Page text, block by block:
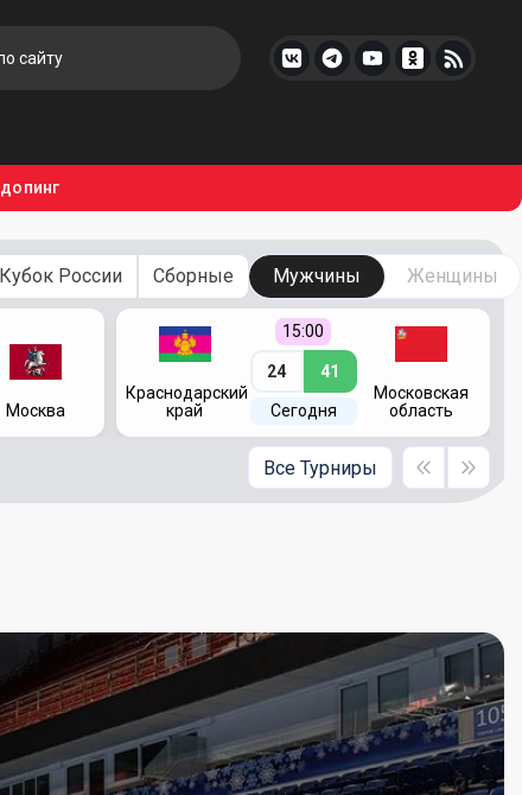
Кубок России Сборные Мужчины Женщины
Москва
Краснодарский
край
15:00
24 41
Сегодня
Московская
область
Все Турниры